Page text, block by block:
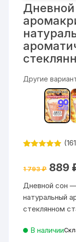
Другие
на основе
пользовате
ля
(161
1 793₽ цена
1
793 ₽.
889
Дневной сон
натуральный
стеклянном
В наличии